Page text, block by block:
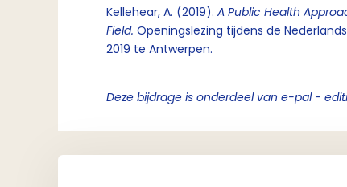
Kellehear, A. (2019). A Public Health
Field. Openingslezing tijdens de
2019 te Antwerpen.
Deze bijdrage is onderdeel van e-pal -